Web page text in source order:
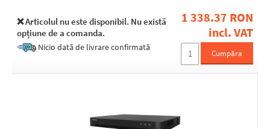
❌ Articolul nu este disponibil. Nu există
opțiune de a comanda.
Nicio dată de livrare confirmată
1 338.37 RON
incl. VAT
Cumpăra